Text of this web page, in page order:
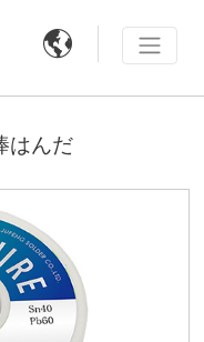

はんだ